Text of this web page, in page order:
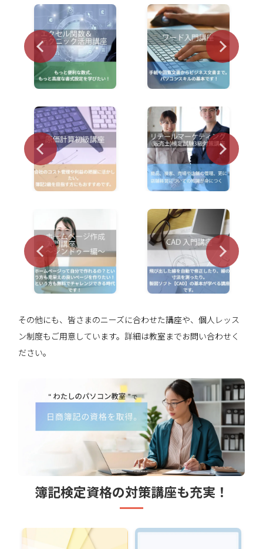
その他にも、皆さまのニーズに合わせた講座や、個人レッス
ン制度もご用意しています。詳細は教室までお問い合わせく
ださい。
簿記検定資格の対策講座も充実！